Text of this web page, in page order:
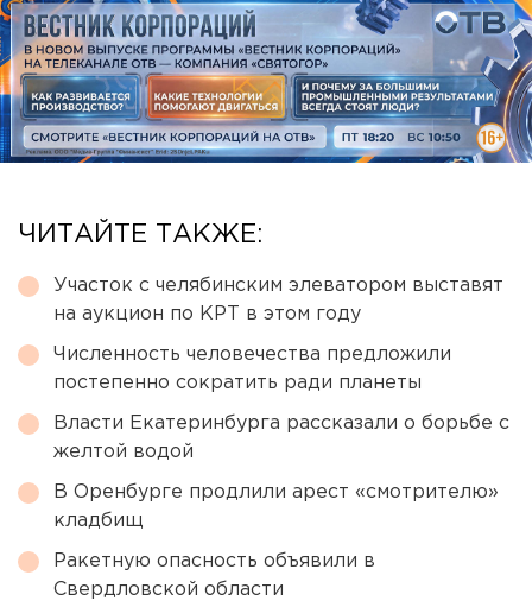
ЧИТАЙТЕ ТАКЖЕ:
Участок с челябинским элеватором выставят
на аукцион по КРТ в этом году
Численность человечества предложили
постепенно сократить ради планеты
Власти Екатеринбурга рассказали о борьбе с
желтой водой
В Оренбурге продлили арест «смотрителю»
кладбищ
Ракетную опасность объявили в
Свердловской области